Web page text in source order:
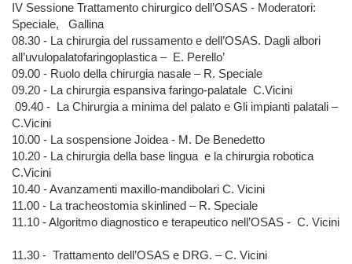
IV Sessione Trattamento chirurgico dell’OSAS - Moderatori:
Speciale, Gallina
08.30 - La chirurgia del russamento e dell’OSAS. Dagli albori
all’uvulopalatofaringoplastica – E. Perello’
09.00 - Ruolo della chirurgia nasale – R. Speciale
09.20 - La chirurgia espansiva faringo-palatale C.Vicini
09.40 - La Chirurgia a minima del palato e Gli impianti palatali –
C.Vicini
10.00 - La sospensione Joidea - M. De Benedetto
10.20 - La chirurgia della base lingua e la chirurgia robotica
C.Vicini
10.40 - Avanzamenti maxillo-mandibolari C. Vicini
11.00 - La tracheostomia skinlined – R. Speciale
11.10 - Algoritmo diagnostico e terapeutico nell’OSAS - C. Vicini
11.30 - Trattamento dell’OSAS e DRG. – C. Vicini